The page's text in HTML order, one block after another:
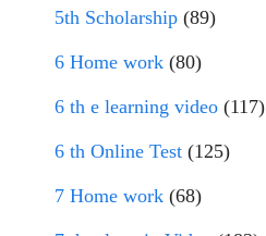
5th Scholarship (89)
6 Home work (80)
6 th e learning video (117)
6 th Online Test (125)
7 Home work (68)